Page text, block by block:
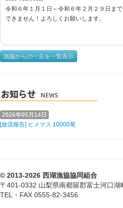
令和６年１月１日～令和６年２月２９日ま
できません！よろしくお願いします。
漁協からの一言を一覧表示
2026年05月14日
[放流報告] ヒメマス 10000尾
© 2013-2026 西湖漁協協同組合
〒401-0332 山梨県南都留郡富士河口湖
TEL・FAX 0555-82-3456